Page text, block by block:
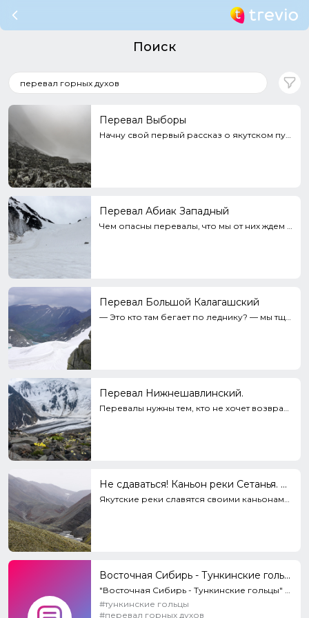
Поиск
Перевал Выборы
Начну свой первый рассказ о якутском путешествии пожалуй с самой сложной ее части. Это наш первый, и...
Перевал Абиак Западный
Чем опасны перевалы, что мы от них ждем и какие сюрпризы они нам готовят. Два перевала, взятых за дв...
Перевал Большой Калагашский
— Это кто там бегает по леднику? — мы тщательно вглядывались в белоснежное поле. — Но нет, показалос...
Перевал Нижнешавлинский.
Перевалы нужны тем, кто не хочет возвращаться по уже пройденному пути. Интересней перевалить через х...
Не сдаваться! Каньон реки Сетанья. Перевал Сетанья.
Якутские реки славятся своими каньонами в верхней ее части. Пройти такой каньон не всегда удается ил...
Восточная Сибирь - Тункинские гольцы
"Восточная Сибирь - Тункинские гольцы" - третья часть из серии фильмов, рассказывающей о суровой и п...
#тункинские гольцы
#перевал горных духов